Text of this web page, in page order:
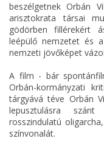
beszélgetnek Orbán
arisztokrata társai
gödörben fillérekért
leépülő nemzetet és
nemzeti jövőképet
A film - bár
Orbán-kormányzati
tárgyává téve Orbán
lepusztulásra
rosszindulatú
színvonalát.